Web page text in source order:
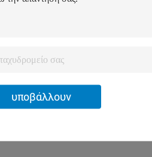
υποβάλλουν